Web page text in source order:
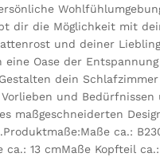
dir die Möglichkeit mit
und deiner
eine Oase der
dein
und Bedürfnissen
maßgeschneiderten
ca.:
ca.: 13 cmMaße Kopfteil